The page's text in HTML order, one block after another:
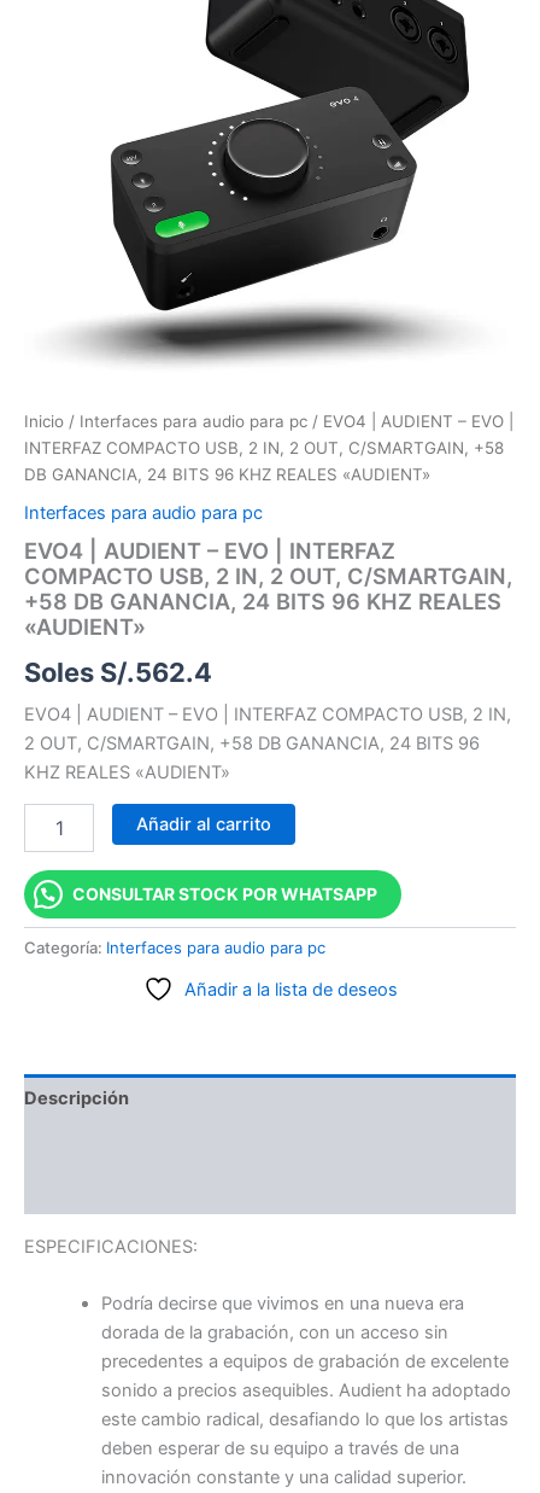
Inicio / Interfaces para audio para pc / EVO4 | AUDIENT – EVO |
INTERFAZ COMPACTO USB, 2 IN, 2 OUT, C/SMARTGAIN, +58
DB GANANCIA, 24 BITS 96 KHZ REALES «AUDIENT»
Interfaces para audio para pc
EVO4 | AUDIENT – EVO | INTERFAZ
COMPACTO USB, 2 IN, 2 OUT, C/SMARTGAIN,
+58 DB GANANCIA, 24 BITS 96 KHZ REALES
«AUDIENT»
Soles S/.562.4
EVO4 | AUDIENT – EVO | INTERFAZ COMPACTO USB, 2 IN,
2 OUT, C/SMARTGAIN, +58 DB GANANCIA, 24 BITS 96
KHZ REALES «AUDIENT»
C/SMARTGAIN,
"AUDIENT"
cantidad
Añadir al carrito
CONSULTAR STOCK POR WHATSAPP
Categoría: Interfaces para audio para pc
Añadir a la lista de deseos
Descripción
ESPECIFICACIONES:
Podría decirse que vivimos en una nueva era
dorada de la grabación, con un acceso sin
precedentes a equipos de grabación de excelente
sonido a precios asequibles. Audient ha adoptado
este cambio radical, desafiando lo que los artistas
deben esperar de su equipo a través de una
innovación constante y una calidad superior.